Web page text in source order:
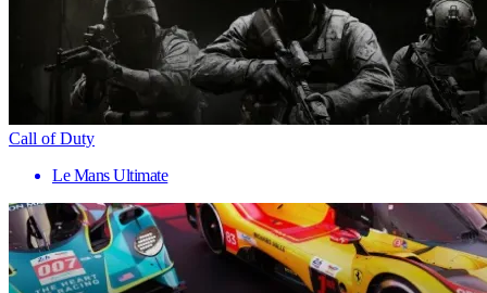
Call of Duty
Le Mans Ultimate